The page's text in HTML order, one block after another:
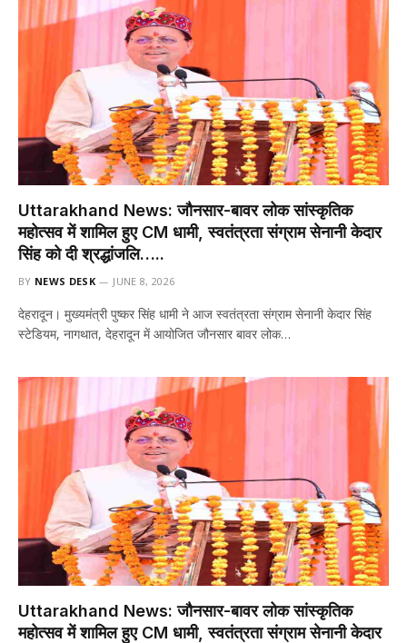
Uttarakhand News: जौनसार-बावर लोक सांस्कृतिक
महोत्सव में शामिल हुए CM धामी, स्वतंत्रता संग्राम सेनानी केदार
सिंह को दी श्रद्धांजलि…..
BY NEWS DESK JUNE 8, 2026
देहरादून। मुख्यमंत्री पुष्कर सिंह धामी ने आज स्वतंत्रता संग्राम सेनानी केदार सिंह
स्टेडियम, नागथात, देहरादून में आयोजित जौनसार बावर लोक…
Uttarakhand News: जौनसार-बावर लोक सांस्कृतिक
महोत्सव में शामिल हुए CM धामी, स्वतंत्रता संग्राम सेनानी केदार